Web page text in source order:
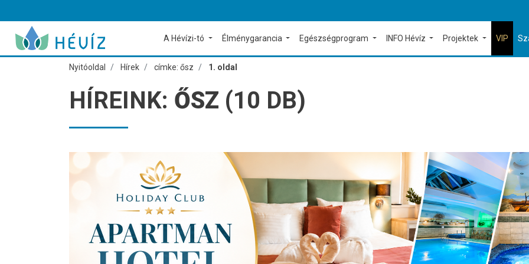
A Hévízi-tó Élménygarancia Egészségprogram INFO Hévíz Projektek VIP
Nyitóoldal Hírek címke: ősz 1. oldal
HÍREINK: ŐSZ (10 DB)